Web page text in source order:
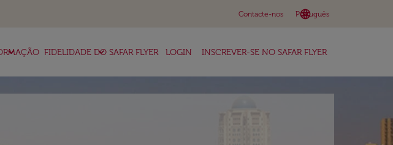
Contacte-nos language
Português
keyboard_arrow_down
keyboard_arrow_down FIDELIDADE DO SAFAR FLYER
keyboard_arrow_down LOGIN INSCREVER-SE NO SAFAR FLYER